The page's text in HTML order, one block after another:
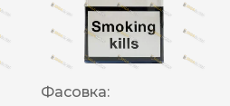
Фасовка: